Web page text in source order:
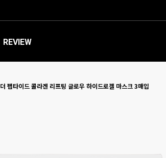
REVIEW
더 펩타이드 콜라겐 리프팅 글로우 하이드로겔 마스크 3매입